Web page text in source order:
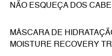
NÃO ESQUEÇA DOS
MÁSCARA DE
MOISTURE RECOVERY